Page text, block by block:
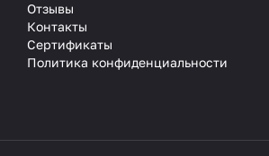
Отзывы
Контакты
Сертификаты
Политика конфиденциальности